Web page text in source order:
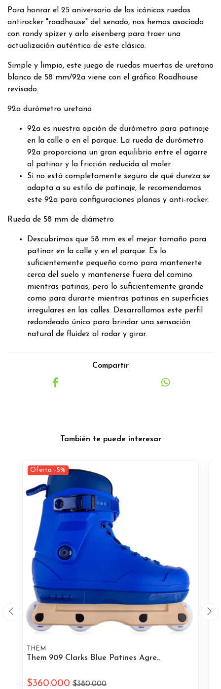
Para honrar el 25 aniversario de las icónicas ruedas
antirocker "roadhouse" del senado, nos hemos asociado
con randy spizer y arlo eisenberg para traer una
actualización auténtica de este clásico.
Simple y limpio, este juego de ruedas muertas de uretano
blanco de 58 mm/92a viene con el gráfico Roadhouse
revisado.
92a durómetro uretano
92a es nuestra opción de durómetro para patinaje
en la calle o en el parque. La rueda de durómetro
92a proporciona un gran equilibrio entre el agarre
al patinar y la fricción reducida al moler.
Si no está completamente seguro de qué dureza se
adapta a su estilo de patinaje, le recomendamos
este 92a para configuraciones planas y anti-rocker.
Rueda de 58 mm de diámetro
Descubrimos que 58 mm es el mejor tamaño para
patinar en la calle y en el parque. Es lo
suficientemente pequeño como para mantenerte
cerca del suelo y mantenerse fuera del camino
mientras patinas, pero lo suficientemente grande
como para durarte mientras patinas en superficies
irregulares en las calles. Desarrollamos este perfil
redondeado único para brindar una sensación
natural de fluidez al rodar y girar.
Compartir
También te puede interesar
Oferta -5%
THEM
Them 909 Clarks Blue Patines Agre..
$360.000 $380.000